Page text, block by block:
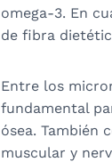
omega-3. En
de fibra
Entre los
fundamental
ósea. También
muscular y